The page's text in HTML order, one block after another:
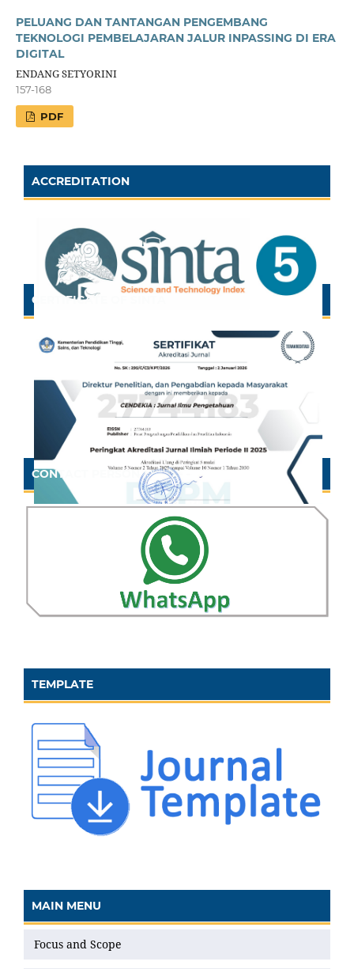
PELUANG DAN TANTANGAN PENGEMBANG
TEKNOLOGI PEMBELAJARAN JALUR INPASSING DI ERA
DIGITAL
ENDANG SETYORINI
157-168
PDF
ACCREDITATION
CERTIFICATE OF SINTA
CONTACT PERSON
TEMPLATE
MAIN MENU
Focus and Scope